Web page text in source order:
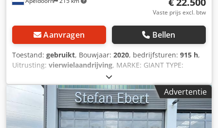
Vaste prijs excl. btw
Aanvragen Bellen
Toestand: gebruikt, Bouwjaar: 2020, bedrijfsturen: 915 h,
Uitrusting: vierwielaandrijving, MARKE: GIANT TYPE:
D254SW BAUJAHR: 2020 CE GEMARKT: JA
BETRIEBSSTUNDEN: 915 STUNDEN REIFEN/UNTERWAGEN:
80% LEISTUNG: 18KW MOTOR: KUBOTA D902 GEWICHT:
1100 KG OPTIONEN: 1100KG EIGENGEWICHT HYDR.
SCHNELLWECHSLER NEUE SCHAUFFEL PALLET GABELN
Dcodezlv Nvopfx Agyek EXTRA FUNKTION 3 CIL KUBOTA
Advertentie